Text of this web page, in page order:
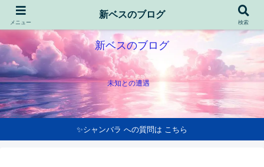
新ベスのブログ
未知との遭遇
✨シャンバラ への質問は こちら
メニュー
新ベスのブログ
検索